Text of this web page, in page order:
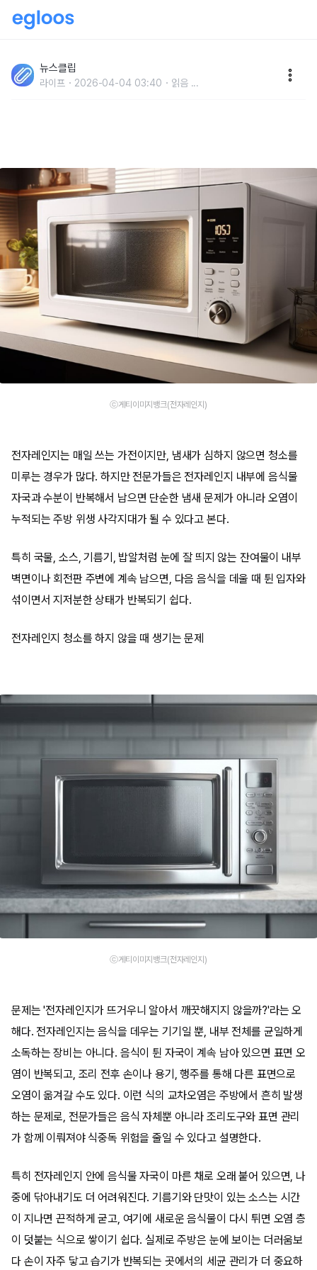
미뤘을 때 냄새보다 '이 문제' 크다
뉴스클립
라이프 2026-04-04 03:40 읽음 ...
ⓒ게티이미지뱅크(전자레인지)
전자레인지는 매일 쓰는 가전이지만, 냄새가 심하지 않으면 청소를
미루는 경우가 많다. 하지만 전문가들은 전자레인지 내부에 음식물
자국과 수분이 반복해서 남으면 단순한 냄새 문제가 아니라 오염이
누적되는 주방 위생 사각지대가 될 수 있다고 본다.
특히 국물, 소스, 기름기, 밥알처럼 눈에 잘 띄지 않는 잔여물이 내부
벽면이나 회전판 주변에 계속 남으면, 다음 음식을 데울 때 튄 입자와
섞이면서 지저분한 상태가 반복되기 쉽다.
전자레인지 청소를 하지 않을 때 생기는 문제
ⓒ게티이미지뱅크(전자레인지)
문제는 '전자레인지가 뜨거우니 알아서 깨끗해지지 않을까?'라는 오
해다. 전자레인지는 음식을 데우는 기기일 뿐, 내부 전체를 균일하게
소독하는 장비는 아니다. 음식이 튄 자국이 계속 남아 있으면 표면 오
염이 반복되고, 조리 전후 손이나 용기, 행주를 통해 다른 표면으로
오염이 옮겨갈 수도 있다. 이런 식의 교차오염은 주방에서 흔히 발생
하는 문제로, 전문가들은 음식 자체뿐 아니라 조리도구와 표면 관리
가 함께 이뤄져야 식중독 위험을 줄일 수 있다고 설명한다.
특히 전자레인지 안에 음식물 자국이 마른 채로 오래 붙어 있으면, 나
중에 닦아내기도 더 어려워진다. 기름기와 단맛이 있는 소스는 시간
이 지나면 끈적하게 굳고, 여기에 새로운 음식물이 다시 튀면 오염 층
이 덧붙는 식으로 쌓이기 쉽다. 실제로 주방은 눈에 보이는 더러움보
다 손이 자주 닿고 습기가 반복되는 곳에서의 세균 관리가 더 중요하